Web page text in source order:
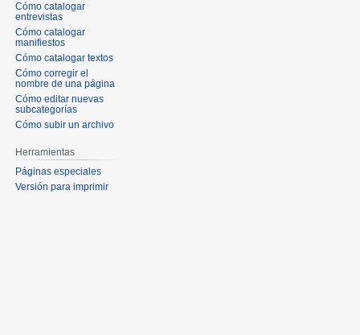
Cómo catalogar
entrevistas
Cómo catalogar
manifiestos
Cómo catalogar textos
Cómo corregir el
nombre de una página
Cómo editar nuevas
subcategorías
Cómo subir un archivo
Herramientas
Páginas especiales
Versión para imprimir